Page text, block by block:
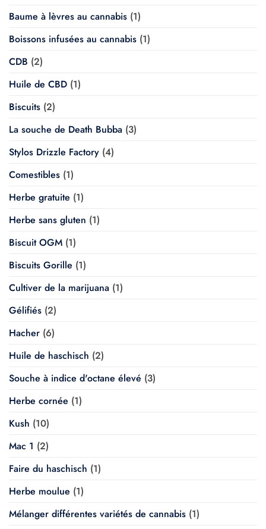
Baume à lèvres au cannabis (1)
Boissons infusées au cannabis (1)
CDB (2)
Huile de CBD (1)
Biscuits (2)
La souche de Death Bubba (3)
Stylos Drizzle Factory (4)
Comestibles (1)
Herbe gratuite (1)
Herbe sans gluten (1)
Biscuit OGM (1)
Biscuits Gorille (1)
Cultiver de la marijuana (1)
Gélifiés (2)
Hacher (6)
Huile de haschisch (2)
Souche à indice d'octane élevé (3)
Herbe cornée (1)
Kush (10)
Mac 1 (2)
Faire du haschisch (1)
Herbe moulue (1)
Mélanger différentes variétés de cannabis (1)